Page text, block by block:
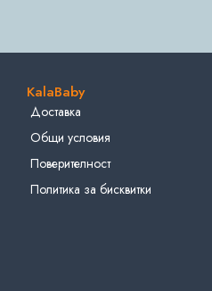
KalaBaby
Доставка
Общи условия
Поверителност
Политика за бисквитки